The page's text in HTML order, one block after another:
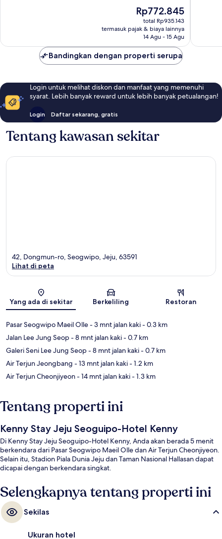
Harga
sekarang
Rp772.845
Rp772.845
total Rp935.143
termasuk pajak & biaya lainnya
14 Agu - 15 Agu
Bandingkan dengan properti serupa
Login untuk melihat diskon dan manfaat yang memenuhi
syarat. Lebih banyak reward untuk lebih banyak petualangan!
Login Daftar sekarang, gratis
Tentang kawasan sekitar
Peta
42, Dongmun-ro, Seogwipo, Jeju, 63591
Lihat di peta
Yang ada di sekitar Berkeliling Restoran
Pasar Seogwipo Maeil Olle- 3 mnt jalan kaki- 0.3 km
Jalan Lee Jung Seop- 8 mnt jalan kaki- 0.7 km
Galeri Seni Lee Jung Seop- 8 mnt jalan kaki- 0.7 km
Air Terjun Jeongbang - 13 mnt jalan kaki- 1.2 km
Air Terjun Cheonjiyeon- 14 mnt jalan kaki- 1.3 km
Tentang properti ini
Kenny Stay Jeju Seoguipo-Hotel Kenny
Di Kenny Stay Jeju Seoguipo-Hotel Kenny, Anda akan berada 5 menit
berkendara dari Pasar Seogwipo Maeil Olle dan Air Terjun Cheonjiyeon.
Selain itu, Stadion Piala Dunia Jeju dan Taman Nasional Hallasan dapat
dicapai dengan berkendara singkat.
Selengkapnya tentang properti ini
Sekilas
Ukuran hotel